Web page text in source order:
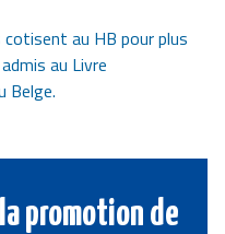
au HB pour plus
au Livre
Belge.
promotion de